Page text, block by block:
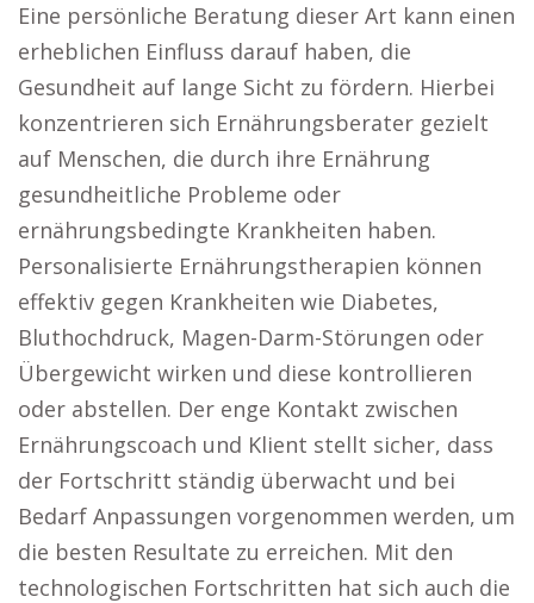
Eine persönliche Beratung dieser Art kann einen
erheblichen Einfluss darauf haben, die
Gesundheit auf lange Sicht zu fördern. Hierbei
konzentrieren sich Ernährungsberater gezielt
auf Menschen, die durch ihre Ernährung
gesundheitliche Probleme oder
ernährungsbedingte Krankheiten haben.
Personalisierte Ernährungstherapien können
effektiv gegen Krankheiten wie Diabetes,
Bluthochdruck, Magen-Darm-Störungen oder
Übergewicht wirken und diese kontrollieren
oder abstellen. Der enge Kontakt zwischen
Ernährungscoach und Klient stellt sicher, dass
der Fortschritt ständig überwacht und bei
Bedarf Anpassungen vorgenommen werden, um
die besten Resultate zu erreichen. Mit den
technologischen Fortschritten hat sich auch die